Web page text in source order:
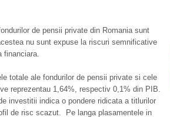
de pensii private din Romania sunt
nu sunt expuse la riscuri semnificative
financiara.
totale ale fondurilor de pensii private si cele
reprezentau 1,64%, respectiv 0,1% din PIB.
investitii indica o pondere ridicata a titlurilor
de risc scazut. Pe langa plasamentele in